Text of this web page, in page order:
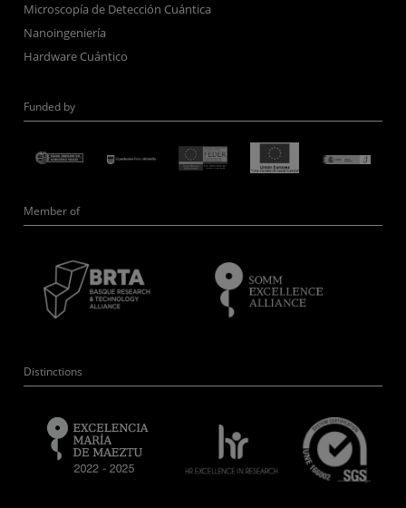
Microscopía de Detección Cuántica
Nanoingeniería
Hardware Cuántico
Funded by
Member of
Distinctions